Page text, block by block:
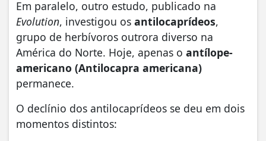
Em paralelo, outro estudo, publicado na
Evolution, investigou os antilocaprídeos,
grupo de herbívoros outrora diverso na
América do Norte. Hoje, apenas o antílope-
americano (Antilocapra americana)
permanece.
O declínio dos antilocaprídeos se deu em dois
momentos distintos: